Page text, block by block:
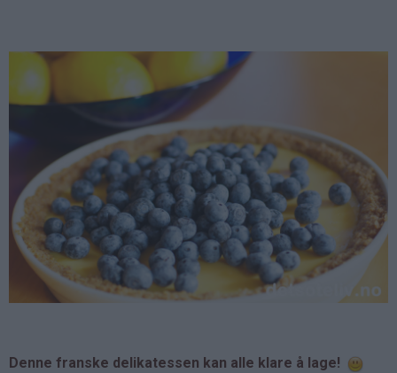
Denne franske delikatessen kan alle klare å lage!